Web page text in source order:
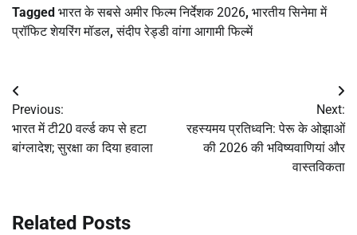
Tagged भारत के सबसे अमीर फिल्म निर्देशक 2026, भारतीय सिनेमा में
प्रॉफिट शेयरिंग मॉडल,संदीप रेड्डी वांगा आगामी फिल्में
Post
navigation
Previous:
भारत में टी20 वर्ल्ड कप से हटा
बांग्लादेश; सुरक्षा का दिया हवाला
Next:
रहस्यमय प्रतिध्वनि: पेरू के ओझाओं
की 2026 की भविष्यवाणियां और
वास्तविकता
Related Posts